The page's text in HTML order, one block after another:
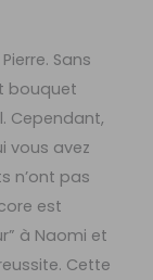
Sans
bouquet
Cependant,
vous avez
n’ont pas
est
à Naomi et
Cette